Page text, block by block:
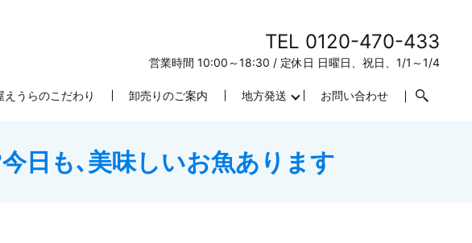
えうらのこだわり 卸売りのご案内 地方発送 お問い合わせ
TEL 0120-470-433
営業時間 10:00～18:30 / 定休日 日曜日、祝日、1/1～1/4
日も､美味しいお魚あります